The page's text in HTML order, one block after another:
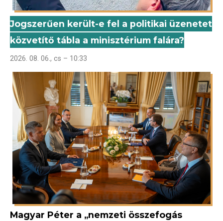
Jogszerűen került-e fel a politikai üzenetet
közvetítő tábla a minisztérium falára?
2026. 08. 06., cs – 10:33
Magyar Péter a „nemzeti összefogás